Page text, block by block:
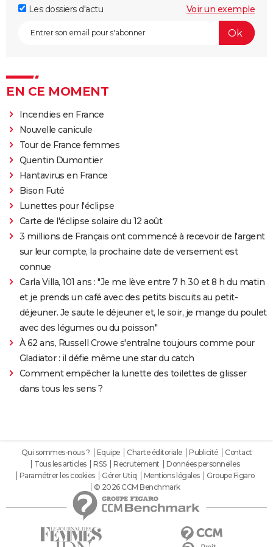
Les dossiers d'actu
Voir un exemple
EN CE MOMENT
Incendies en France
Nouvelle canicule
Tour de France femmes
Quentin Dumontier
Hantavirus en France
Bison Futé
Lunettes pour l'éclipse
Carte de l'éclipse solaire du 12 août
3 millions de Français ont commencé à recevoir de l'argent
sur leur compte, la prochaine date de versement est
connue
Carla Villa, 101 ans : "Je me lève entre 7 h 30 et 8 h du matin
et je prends un café avec des petits biscuits au petit-
déjeuner. Je saute le déjeuner et, le soir, je mange du poulet
avec des légumes ou du poisson"
À 62 ans, Russell Crowe s'entraîne toujours comme pour
Gladiator : il défie même une star du catch
Comment empêcher la lunette des toilettes de glisser
dans tous les sens ?
Qui sommes-nous ? Equipe Charte éditoriale Publicité
Contact
Tous les articles
RSS Recrutement
Données personnelles
Paramétrer les cookies
Gérer Utiq Mentions légales
Groupe Figaro
© 2026 CCM Benchmark